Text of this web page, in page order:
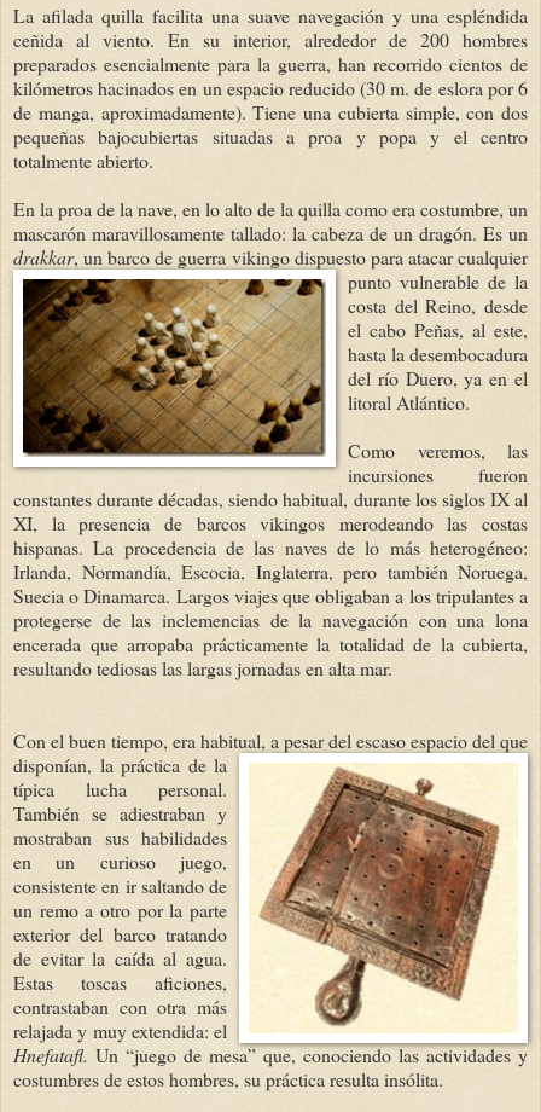
La afilada quilla facilita una suave navegación y una espléndida
ceñida al viento. En su interior, alrededor de 200 hombres
preparados esencialmente para la guerra, han recorrido cientos de
kilómetros hacinados en un espacio reducido (30 m. de eslora por 6
de manga, aproximadamente). Tiene una cubierta simple, con dos
pequeñas bajocubiertas situadas a proa y popa y el centro
totalmente abierto.
En la proa de la nave, en lo alto de la quilla como era costumbre, un
mascarón maravillosamente tallado: la cabeza de un dragón. Es un
drakkar, un barco de guerra vikingo dispuesto para atacar cualquier
punto vulnerable de la
costa del Reino, desde
el cabo Peñas, al este,
hasta la desembocadura
del río Duero, ya en el
litoral Atlántico.
Como veremos, las
incursiones fueron
constantes durante décadas, siendo habitual, durante los siglos IX al
XI, la presencia de barcos vikingos merodeando las costas
hispanas. La procedencia de las naves de lo más heterogéneo:
Irlanda, Normandía, Escocia, Inglaterra, pero también Noruega,
Suecia o Dinamarca. Largos viajes que obligaban a los tripulantes a
protegerse de las inclemencias de la navegación con una lona
encerada que arropaba prácticamente la totalidad de la cubierta,
resultando tediosas las largas jornadas en alta mar.
Con el buen tiempo, era habitual, a pesardel escaso espacio del que
disponían, la práctica de la
típica lucha personal.
También se adiestraban y
mostraban sus habilidades
en un curioso juego,
consistente en ir saltando de
un remo a otro por la parte
exterior del barco tratando
de evitar la caída al agua.
Estas toscas aficiones,
contrastaban con otra más
relajada y muy extendida: el
Hnefatafl. Un “juego de mesa” que, conociendo las actividades y
costumbres de estos hombres, su práctica resulta insólita.